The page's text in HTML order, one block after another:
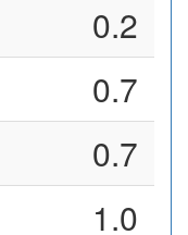
0.2
0.7
0.7
1.0